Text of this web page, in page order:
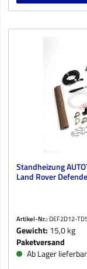
Standheizung
Land Rover
Artikel-Nr.: DEF2D12-
Gewicht: 15,0 kg
Paketversand
Ab Lager